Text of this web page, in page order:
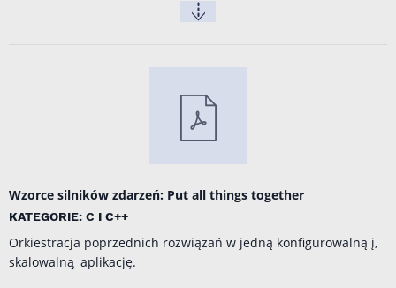
Wzorce silników zdarzeń: Put all things together
KATEGORIE: C I C++
Orkiestracja poprzednich rozwiązań w jedną konfigurowalną į,
skalowalną ̨ aplikację.